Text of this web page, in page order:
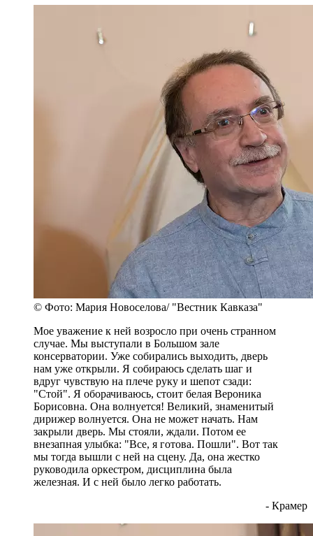
© Фото: Мария Новоселова/ "Вестник Кавказа"
Мое уважение к ней возросло при очень странном
случае. Мы выступали в Большом зале
консерватории. Уже собирались выходить, дверь
нам уже открыли. Я собираюсь сделать шаг и
вдруг чувствую на плече руку и шепот сзади:
"Стой". Я оборачиваюсь, стоит белая Вероника
Борисовна. Она волнуется! Великий, знаменитый
дирижер волнуется. Она не может начать. Нам
закрыли дверь. Мы стояли, ждали. Потом ее
внезапная улыбка: "Все, я готова. Пошли". Вот так
мы тогда вышли с ней на сцену. Да, она жестко
руководила оркестром, дисциплина была
железная. И с ней было легко работать.
- Крамер